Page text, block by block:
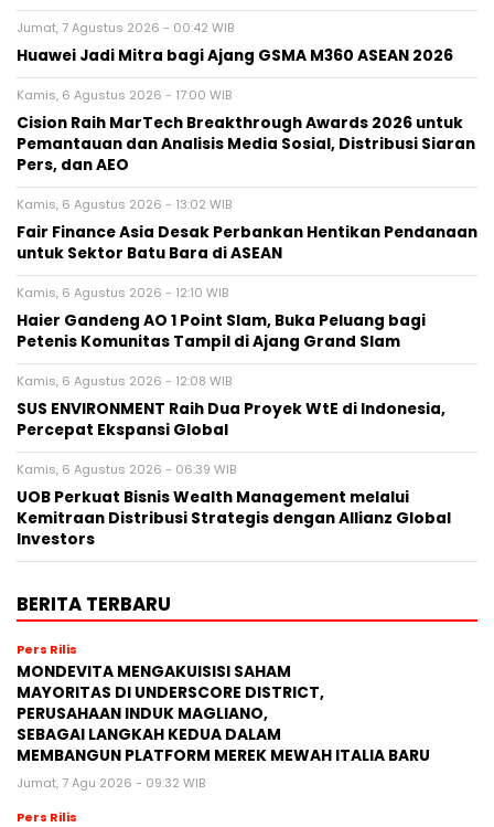
Jumat, 7 Agustus 2026 - 00:42 WIB
Huawei Jadi Mitra bagi Ajang GSMA M360 ASEAN 2026
Kamis, 6 Agustus 2026 - 17:00 WIB
Cision Raih MarTech Breakthrough Awards 2026 untuk
Pemantauan dan Analisis Media Sosial, Distribusi Siaran
Pers, dan AEO
Kamis, 6 Agustus 2026 - 13:02 WIB
Fair Finance Asia Desak Perbankan Hentikan Pendanaan
untuk Sektor Batu Bara di ASEAN
Kamis, 6 Agustus 2026 - 12:10 WIB
Haier Gandeng AO 1 Point Slam, Buka Peluang bagi
Petenis Komunitas Tampil di Ajang Grand Slam
Kamis, 6 Agustus 2026 - 12:08 WIB
SUS ENVIRONMENT Raih Dua Proyek WtE di Indonesia,
Percepat Ekspansi Global
Kamis, 6 Agustus 2026 - 06:39 WIB
UOB Perkuat Bisnis Wealth Management melalui
Kemitraan Distribusi Strategis dengan Allianz Global
Investors
BERITA TERBARU
Pers Rilis
MONDEVITA MENGAKUISISI SAHAM
MAYORITAS DI UNDERSCORE DISTRICT,
PERUSAHAAN INDUK MAGLIANO,
SEBAGAI LANGKAH KEDUA DALAM
MEMBANGUN PLATFORM MEREK MEWAH ITALIA BARU
Jumat, 7 Agu 2026 - 09:32 WIB
Pers Rilis